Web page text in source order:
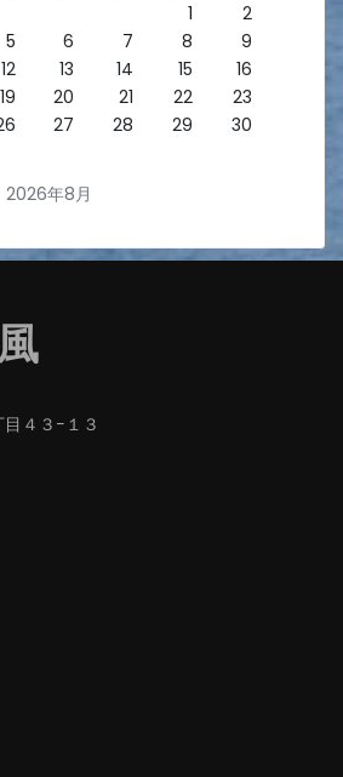
2026年8月
1
2
5 6 7 8
9
12 13 14 15
16
19 20 21 22
23
27 28 29
30
４３−１３